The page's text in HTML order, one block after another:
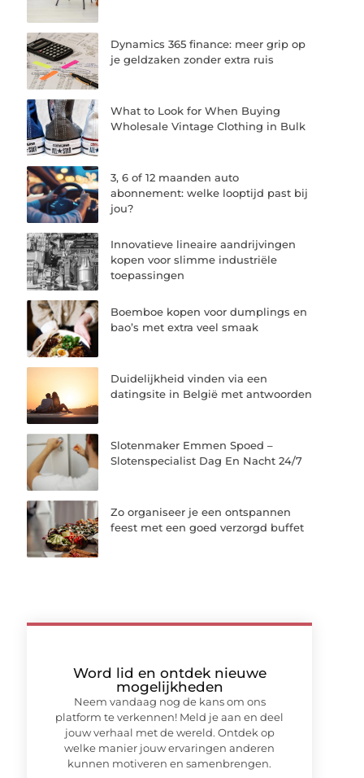
Dynamics 365 finance: meer grip op
je geldzaken zonder extra ruis
What to Look for When Buying
Wholesale Vintage Clothing in Bulk
3, 6 of 12 maanden auto
abonnement: welke looptijd past bij
jou?
Innovatieve lineaire aandrijvingen
kopen voor slimme industriële
toepassingen
Boemboe kopen voor dumplings en
bao’s met extra veel smaak
Duidelijkheid vinden via een
datingsite in België met antwoorden
Slotenmaker Emmen Spoed –
Slotenspecialist Dag En Nacht 24/7
Zo organiseer je een ontspannen
feest met een goed verzorgd buffet
Word lid en ontdek nieuwe
mogelijkheden
Neem vandaag nog de kans om ons
platform te verkennen! Meld je aan en deel
jouw verhaal met de wereld. Ontdek op
welke manier jouw ervaringen anderen
kunnen motiveren en samenbrengen.